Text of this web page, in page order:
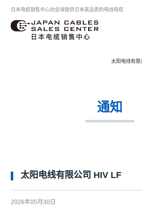
日本电缆销售中心向全球提供日本高品质的电线电缆
太阳电线有限
通知
太阳电线有限公司 HIV LF
2026年05月30日